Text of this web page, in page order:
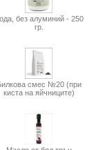
без алуминий - 250
гр.
смес №20 (при
киста на яйчниците)